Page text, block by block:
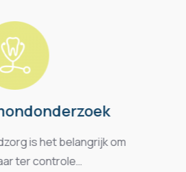
mondonderzoek
is het belangrijk om
ter controle…